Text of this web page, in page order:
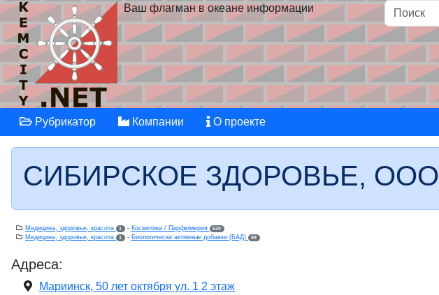
Ваш флагман в океане информации
Рубрикатор Компании О проекте
СИБИРСКОЕ ЗДОРОВЬЕ, ООО
Медицина, здоровье, красота 1 - Косметика / Парфюмерия 520
Медицина, здоровье, красота 1 - Биологически активные добавки (БАД) 89
Адреса:
Мариинск, 50 лет октября ул. 1 2 этаж